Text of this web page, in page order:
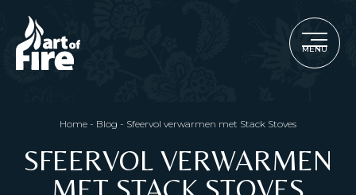
MENU
Home - Blog - Sfeervol verwarmen met Stack Stoves
SFEERVOL VERWARMEN